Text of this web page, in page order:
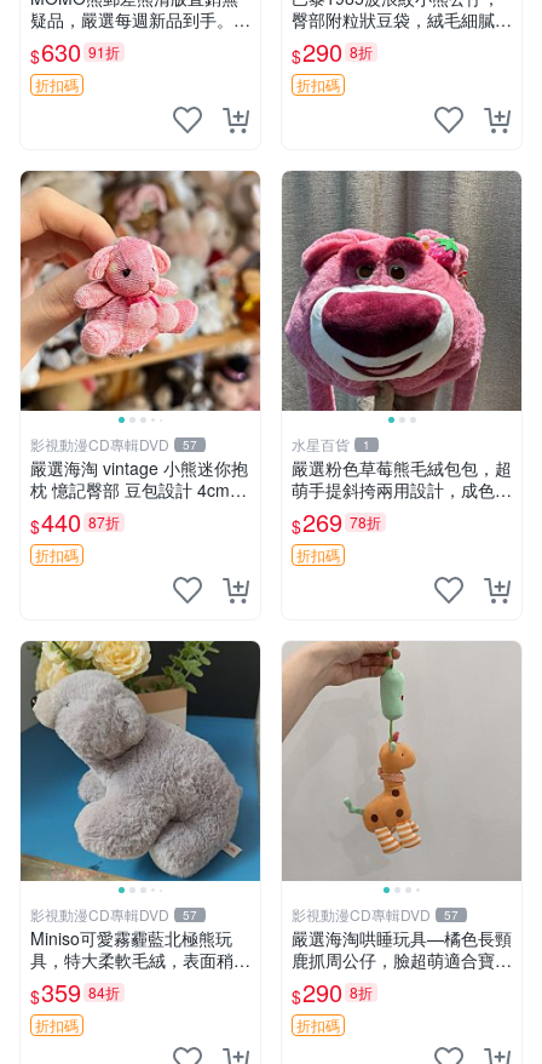
疑品，嚴選每週新品到手。紅
薯啵啵鮮果間 郵差熊 清版 紅
薯啵啵間
$630 91折
折扣碼
臀部附粒狀豆袋，絨毛細膩臉
部可愛，中古嚴選推薦 小熊
公仔 豆袋
$290 8折
折扣碼
影視動漫CD專輯DVD 57
嚴選海淘 vintage 小熊迷你抱
枕 憶記臀部 豆包設計 4cm
高 推薦收藏 迷你豆包小熊、
高臀部、豆袋抱枕
$440 87折
折扣碼
水星百貨 1
嚴選粉色草莓熊毛絨包包，超
萌手提斜挎兩用設計，成色上
佳容量大 粉紅草莓 毛絨包 超
大容量
$269 78折
折扣碼
影視動漫CD專輯DVD 57
Miniso可愛霧霾藍北極熊玩
具，特大柔軟毛絨，表面稍有
使用痕跡，適合居家擺放 23
CM 毛絨玩具 北極熊 魯班熊
$359 84折
折扣碼
影視動漫CD專輯DVD 57
嚴選海淘哄睡玩具—橘色長頸
鹿抓周公仔，臉超萌適合寶寶
陪伴，中古略有使用痕跡 橘
色 長頸鹿 抓周
$290 8折
折扣碼